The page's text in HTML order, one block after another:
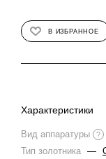
В ИЗБРАННОЕ
Характеристики
Вид аппаратуры ?
Тип золотника —